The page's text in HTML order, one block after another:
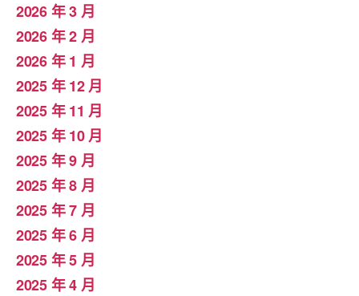
2026 年 3 月
2026 年 2 月
2026 年 1 月
2025 年 12 月
2025 年 11 月
2025 年 10 月
2025 年 9 月
2025 年 8 月
2025 年 7 月
2025 年 6 月
2025 年 5 月
2025 年 4 月